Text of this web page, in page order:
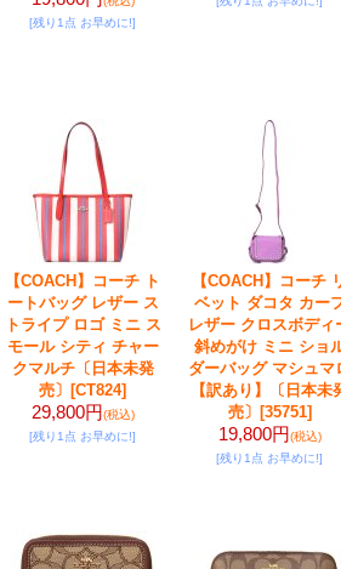
[残り1点 お早めに!]
【COACH】コーチ ト
ートバッグ レザー ス
トライプ ロゴ ミニ ス
モール シティ チャー
クマルチ〔日本未発
売〕 [CT824]
29,800円(税込)
[残り1点 お早めに!]
【COACH】コーチ
ベット ダコタ カー
レザー クロスボディ
斜めがけ ミニ ショ
ダーバッグ マシュマ
【訳あり】〔日本未
売〕 [35751]
19,800円(税込)
[残り1点 お早めに!]